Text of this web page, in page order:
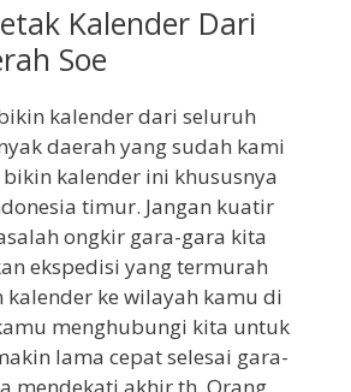
Kalender Dari
Soe
kalender dari seluruh
daerah yang sudah kami
kalender ini khususnya
timur. Jangan kuatir
ongkir gara-gara kita
ekspedisi yang termurah
ke wilayah kamu di
menghubungi kita untuk
lama cepat selesai gara-
mendekati akhir th. Orang